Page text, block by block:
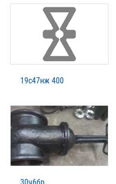
19с47нж 400